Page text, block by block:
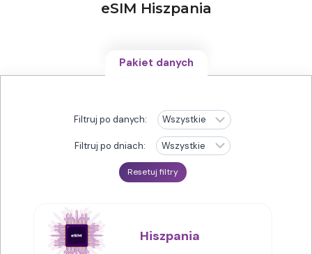
eSIM Hiszpania
Pakiet danych
Filtruj po danych:
Filtruj po dniach:
Resetuj filtry
Hiszpania